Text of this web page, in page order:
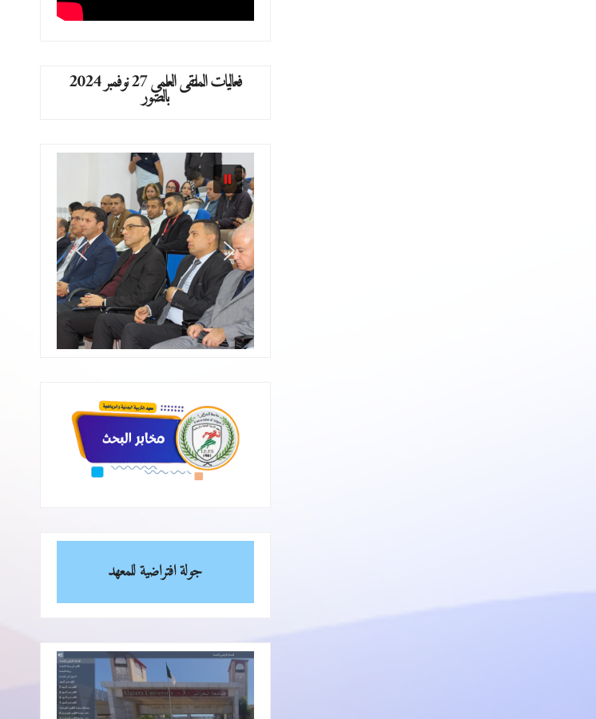
فعاليات الملتقى العلمي 27 نوفمبر 2024 بالصور
جولة افتراضية للمعهد